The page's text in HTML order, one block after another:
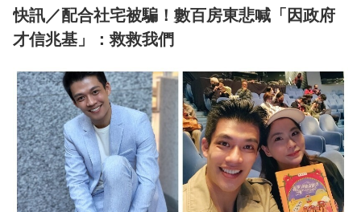
快訊／配合社宅被騙！數百房東悲喊「因政府
才信兆基」：救救我們